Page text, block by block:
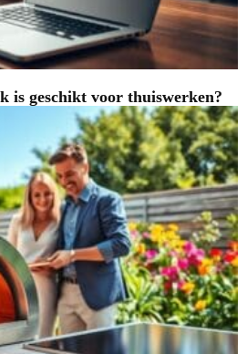
is geschikt voor thuiswerken?